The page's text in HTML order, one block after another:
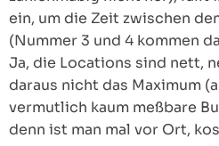
ein, um die Zeit zwischen
(Nummer 3 und 4 kommen
Ja, die Locations sind nett,
daraus nicht das Maximum
vermutlich kaum meßbare
denn ist man mal vor Ort,